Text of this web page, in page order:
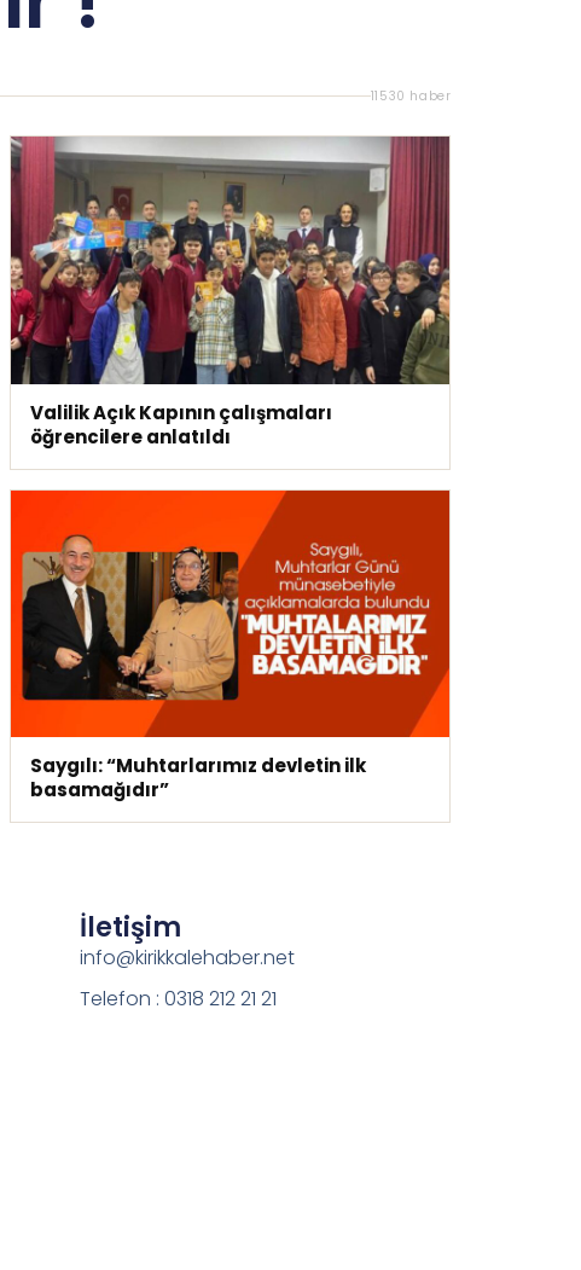
11530 haber
Valilik Açık Kapının çalışmaları
öğrencilere anlatıldı
Saygılı: “Muhtarlarımız devletin ilk
basamağıdır”
İletişim
info@kirikkalehaber.net
Telefon : 0318 212 21 21